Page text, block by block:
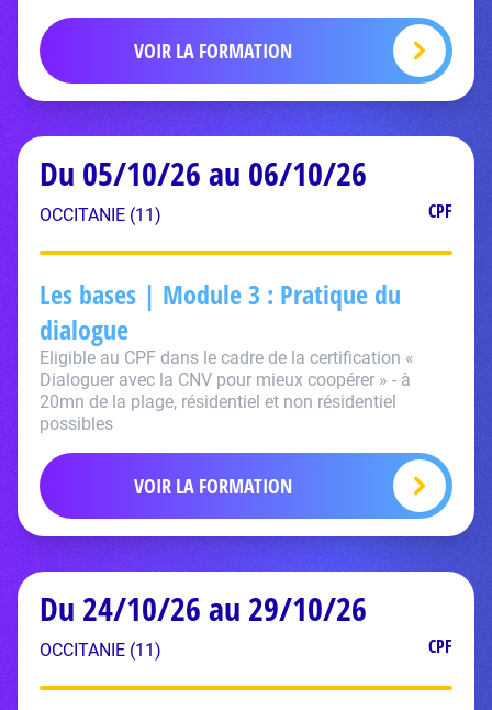
VOIR LA FORMATION
Du 05/10/26 au 06/10/26
OCCITANIE (11) CPF
Les bases | Module 3 : Pratique du
dialogue
Eligible au CPF dans le cadre de la certification «
Dialoguer avec la CNV pour mieux coopérer » - à
20mn de la plage, résidentiel et non résidentiel
possibles
VOIR LA FORMATION
Du 24/10/26 au 29/10/26
OCCITANIE (11) CPF